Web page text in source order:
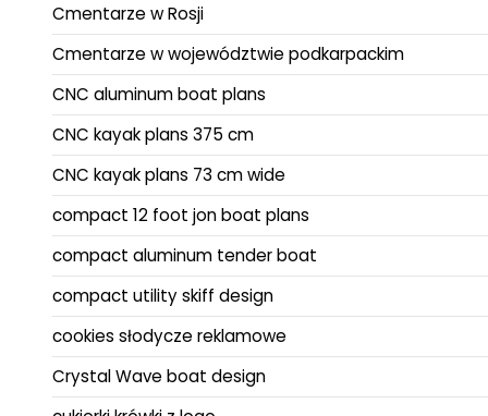
Cmentarze w Rosji
Cmentarze w województwie podkarpackim
CNC aluminum boat plans
CNC kayak plans 375 cm
CNC kayak plans 73 cm wide
compact 12 foot jon boat plans
compact aluminum tender boat
compact utility skiff design
cookies słodycze reklamowe
Crystal Wave boat design